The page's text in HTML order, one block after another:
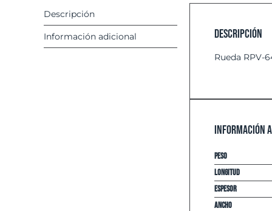
Descripción
Información adicional Descripción
Rueda RPV-
Información
Peso
Longitud
espesor
Ancho